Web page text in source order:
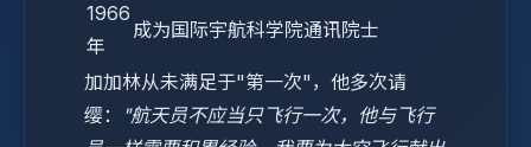
1966
年
成为国际宇航科学院通讯院士
加加林从未满足于"第一次"，他多次请
缨：
"航天员不应当只飞行一次，他与飞行